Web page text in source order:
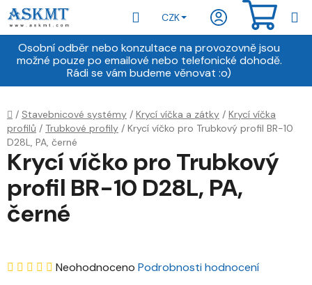
Přejít
na
obsah
Osobní odběr nebo konzultace na provozovně jsou
možné pouze po emailové nebo telefonické dohodě.
Rádi se vám budeme věnovat :o)
Hledat
CZK
Domů
/ Stavebnicové systémy / Krycí víčka a zátky / Krycí víčka
profilů / Trubkové profily / Krycí víčko pro Trubkový profil BR-10
D28L, PA, černé
Krycí víčko pro Trubkový
profil BR-10 D28L, PA,
černé
Průměrné
Neohodnoceno Podrobnosti hodnocení